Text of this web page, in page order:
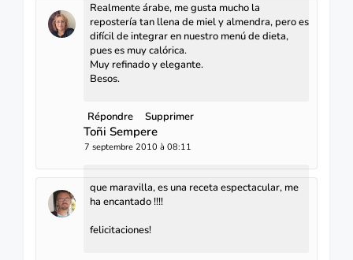
Realmente árabe, me gusta mucho la
repostería tan llena de miel y almendra, pero es
difícil de integrar en nuestro menú de dieta,
pues es muy calórica.
Muy refinado y elegante.
Besos.
Répondre Supprimer
Toñi Sempere
7 septembre 2010 à 08:11
que maravilla, es una receta espectacular, me
ha encantado !!!!
felicitaciones!